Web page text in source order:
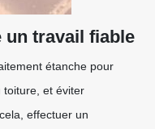
un travail fiable
étanche pour
toiture, et éviter
effectuer un